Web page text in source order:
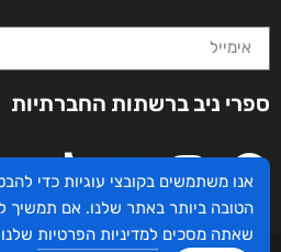
ספרי ניב ברשתות החברתיות
אנו משתמשים בקובצי עוגיות כדי
הטובה ביותר באתר שלנו. אם תמשיך
שאתה מסכים למדיניות הפרטיות